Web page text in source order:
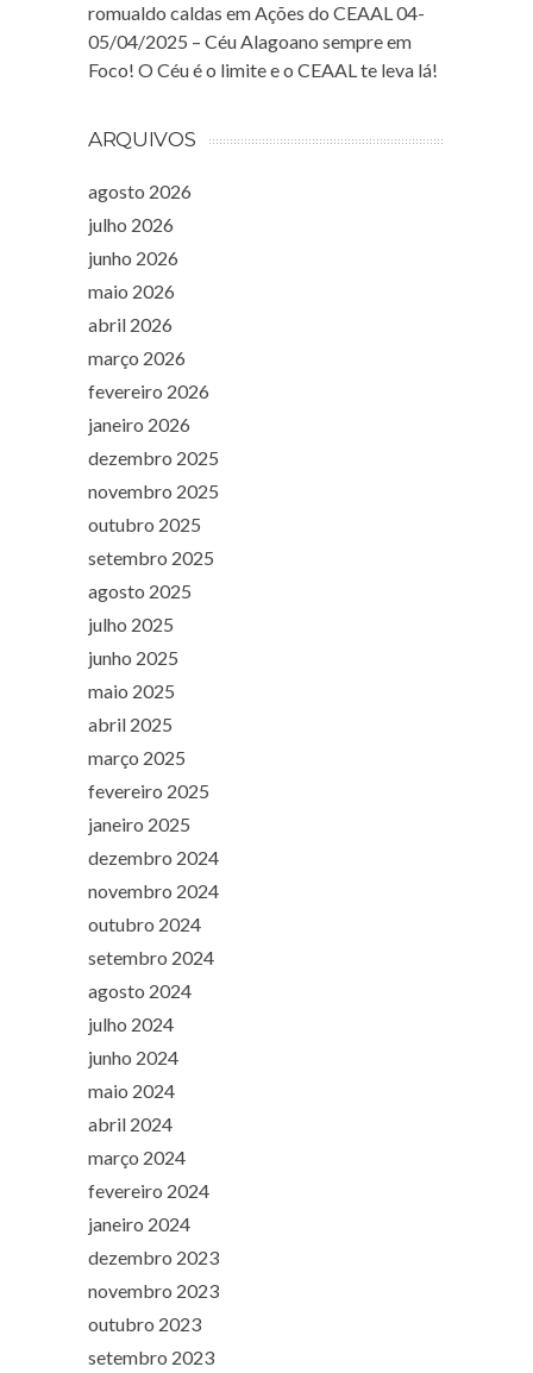
romualdo caldas emAções do CEAAL 04-
05/04/2025 – Céu Alagoano sempre em
Foco! O Céu é o limite e o CEAAL te leva lá!
ARQUIVOS
agosto 2026
julho 2026
junho 2026
maio 2026
abril 2026
março 2026
fevereiro 2026
janeiro 2026
dezembro 2025
novembro 2025
outubro 2025
setembro 2025
agosto 2025
julho 2025
junho 2025
maio 2025
abril 2025
março 2025
fevereiro 2025
janeiro 2025
dezembro 2024
novembro 2024
outubro 2024
setembro 2024
agosto 2024
julho 2024
junho 2024
maio 2024
abril 2024
março 2024
fevereiro 2024
janeiro 2024
dezembro 2023
novembro 2023
outubro 2023
setembro 2023